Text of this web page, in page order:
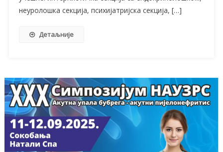
неуролошка секција, психијатријска секција, […]
Детаљније